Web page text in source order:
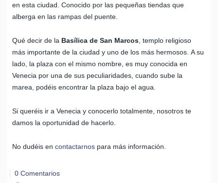
en esta ciudad. Conocido por las pequeñas tiendas que
alberga en las rampas del puente.
Qué decir de la Basílica de San Marcos , templo religioso
más importante de la ciudad y uno de los más hermosos. A su
lado, la plaza con el mismo nombre, es muy conocida en
Venecia por una de sus peculiaridades, cuando sube la
marea, podéis encontrar la plaza bajo el agua.
Si queréis ir a Venecia y conocerlo totalmente, nosotros te
damos la oportunidad de hacerlo.
No dudéis en contactarnos para más información.
0 Comentarios